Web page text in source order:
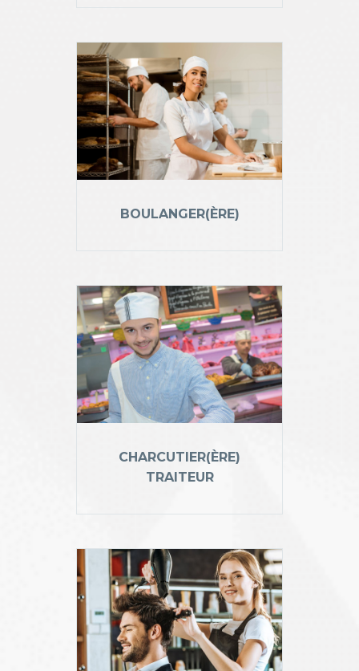
BOULANGER(ÈRE)
CHARCUTIER(ÈRE)
TRAITEUR